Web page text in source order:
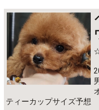
ティーカップサイズ予想